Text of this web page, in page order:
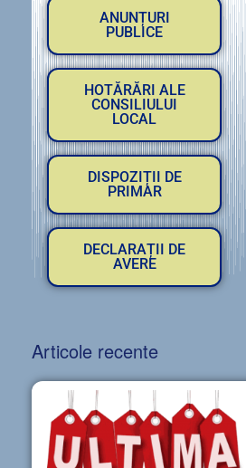
ANUNȚURI
PUBLICE
HOTĂRĂRI ALE
CONSILIULUI
LOCAL
DISPOZIȚII DE
PRIMAR
DECLARAȚII DE
AVERE
Articole recente